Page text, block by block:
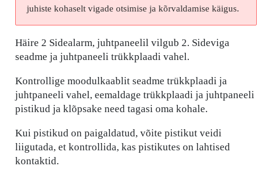
juhiste kohaselt vigade otsimise ja kõrvaldamise käigus.
Häire 2 Sidealarm, juhtpaneelil vilgub 2. Sideviga
seadme ja juhtpaneeli trükkplaadi vahel.
Kontrollige moodulkaablit seadme trükkplaadi ja
juhtpaneeli vahel, eemaldage trükkplaadi ja juhtpaneeli
pistikud ja klõpsake need tagasi oma kohale.
Kui pistikud on paigaldatud, võite pistikut veidi
liigutada, et kontrollida, kas pistikutes on lahtised
kontaktid.